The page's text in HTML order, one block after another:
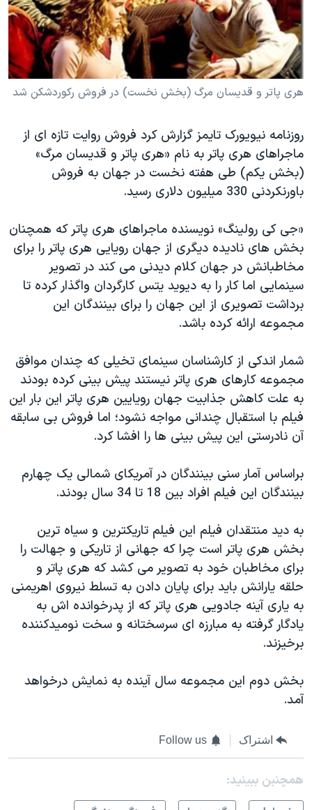
فرهنگ و زندگی
حقوق شهروندی
اقتصادی
علم و فناوری
گالری عکس
آرشیو پخش زنده
مستندها
انتخابات ریاست جمهوری آمریکا ۲۰۲۴
حمله جمهوری اسلامی به اسرائیل
رمز مهسا
اعتراضات زن، زندگی، آزادی
مجموعه مستندهای دادخواهی
تریبونال مردمی آبان ۹۸
چهل سال گروگان‌گیری
قانون شفافیت دارائی کادر رهبری ایران
اعتراضات مردمی آبان ۹۸
اسرائیل در جنگ
همایش محافظه‌کاران آمریکا «سی‌پک»
صفحه‌های ویژه
سفر پرزیدنت ترامپ به چین
دنبال کنید
هری پاتر و قدیسان مرگ (بخش نخست) در فروش رکوردشکن شد
روزنامه نیویورک تایمز گزارش کرد فروش روایت تازه ای از
ماجراهای هری پاتر به نام «هری پاتر و قدیسان مرگ»
(بخش یکم) طی هفته نخست در جهان به فروش
باورنکردنی 330 میلیون دلاری رسید.
«جی کی رولینگ» نویسنده ماجراهای هری پاتر که همچنان
بخش های نادیده دیگری از جهان رویایی هری پاتر را برای
مخاطبانش در جهان کلام دیدنی می کند در تصویر
سینمایی اما کار را به دیوید یتس کارگردان واگذار کرده تا
برداشت تصویری از این جهان را برای بینندگان این
مجموعه ارائه کرده باشد.
شمار اندکی از کارشناسان سینمای تخیلی که چندان موافق
مجموعه کارهای هری پاتر نیستند پیش بینی کرده بودند
به علت کاهش جذابیت جهان رویایین هری پاتر این بار این
فیلم با استقبال چندانی مواجه نشود؛ اما فروش بی سابقه
آن نادرستی این پیش بینی ها را افشا کرد.
براساس آمار سنی بینندگان در آمریکای شمالی یک چهارم
بینندگان این فیلم افراد بین 18 تا 34 سال بودند.
به دید منتقدان فیلم این فیلم تاریکترین و سیاه ترین
بخش هری پاتر است چرا که جهانی از تاریکی و جهالت را
برای مخاطبان خود به تصویر می کشد که هری پاتر و
حلقه یارانش باید برای پایان دادن به تسلط نیروی اهریمنی
به یاری آینه جادویی هری پاتر که از پدرخوانده اش به
یادگار گرفته به مبارزه ای سرسختانه و سخت نومیدکننده
برخیزند.
بخش دوم این مجموعه سال آینده به نمایش درخواهد
آمد.
اشتراک Follow us
همچنبن ببینید: